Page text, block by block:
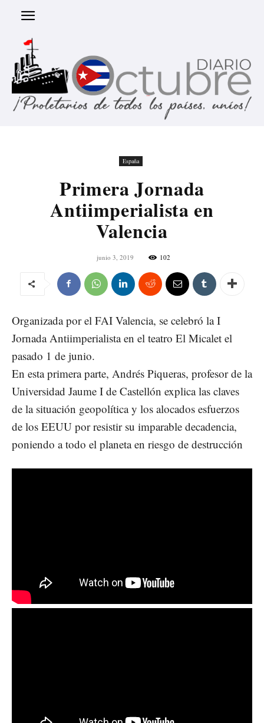
España
Primera Jornada
Antiimperialista en
Valencia
junio 3, 2019 102
Organizada por el FAI Valencia, se celebró la I
Jornada Antiimperialista en el teatro El Micalet el
pasado 1 de junio.
En esta primera parte, Andrés Piqueras, profesor de la
Universidad Jaume I de Castellón explica las claves
de la situación geopolítica y los alocados esfuerzos
de los EEUU por resistir su imparable decadencia,
poniendo a todo el planeta en riesgo de destrucción